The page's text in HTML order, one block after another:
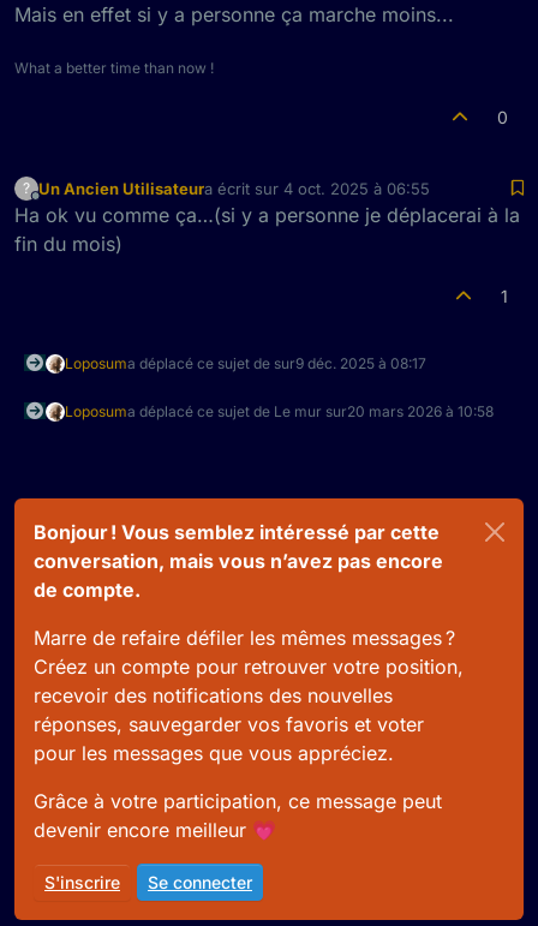
Mais en effet si y a personne ça marche moins...
What a better time than now !
0
?
Hors-ligne
Un Ancien Utilisateura écrit sur 4 oct. 2025 à 06:55
dernière édition par
Ha ok vu comme ça…(si y a personne je déplacerai à la
fin du mois)
1
Loposuma déplacé ce sujet de sur9 déc. 2025 à 08:17
Loposuma déplacé ce sujet de Le mur sur20 mars 2026 à 10:58
Bonjour ! Vous semblez intéressé par cette
conversation, mais vous n’avez pas encore
de compte.
Marre de refaire défiler les mêmes messages ?
Créez un compte pour retrouver votre position,
recevoir des notifications des nouvelles
réponses, sauvegarder vos favoris et voter
pour les messages que vous appréciez.
Grâce à votre participation, ce message peut
devenir encore meilleur 💗
S'inscrire Se connecter